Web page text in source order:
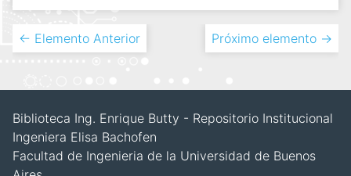
← Elemento Anterior Próximo elemento →
Biblioteca Ing. Enrique Butty - Repositorio Institucional
Ingeniera Elisa Bachofen
Facultad de Ingenieria de la Universidad de Buenos